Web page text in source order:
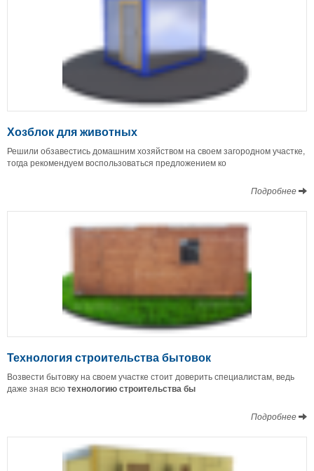
Хозблок для животных
Решили обзавестись домашним хозяйством на своем загородном участке,
тогда рекомендуем воспользоваться предложением ко
Подробнее
Технология строительства бытовок
Возвести бытовку на своем участке стоит доверить специалистам, ведь
даже зная всютехнологию строительства бы
Подробнее